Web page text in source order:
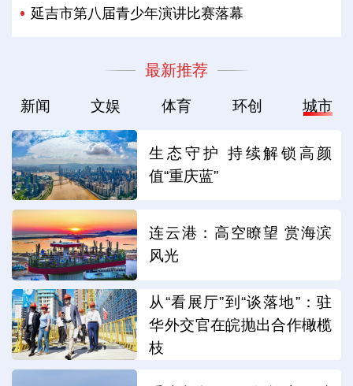
延吉市第八届青少年演讲比赛落幕
最新推荐
新闻 文娱 体育 环创 城市
生态守护 持续解锁高颜
值“重庆蓝”
连云港：高空瞭望 赏海滨
风光
从“看展厅”到“谈落地”：驻
华外交官在皖抛出合作橄榄
枝